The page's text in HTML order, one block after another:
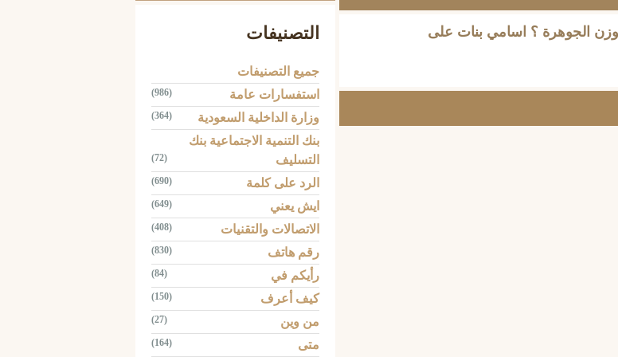
الجوهرة ؟ اسامي بنات على
التصنيفات
جميع التصنيفات
استفسارات عامة
(986)
وزارة الداخلية السعودية (364)
بنك التنمية الاجتماعية بنك
التسليف
(72)
الرد على كلمة (690)
ايش يعني (649)
الاتصالات والتقنيات (408)
رقم هاتف (830)
رأيكم في (84)
كيف أعرف (150)
من وين (27)
متى (164)